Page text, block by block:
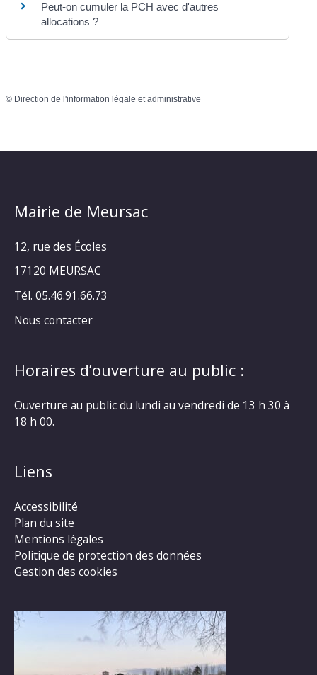
Peut-on cumuler la PCH avec d'autres
allocations ?
© Direction de l'information légale et administrative
Mairie de Meursac
12, rue des Écoles
17120 MEURSAC
Tél. 05.46.91.66.73
Nous contacter
Horaires d’ouverture au public :
Ouverture au public du lundi au vendredi de 13 h 30 à
18 h 00.
Liens
Accessibilité
Plan du site
Mentions légales
Politique de protection des données
Gestion des cookies